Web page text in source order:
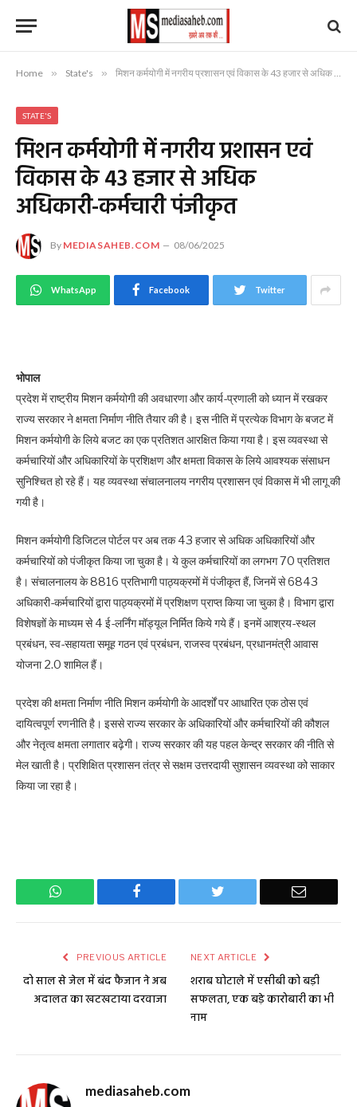
Home » State's » मिशन कर्मयोगी में नगरीय प्रशासन एवं विकास के 43 हजार से अधिक अधिकारी-कर्मचारी पंजीकृत
STATE'S
मिशन कर्मयोगी में नगरीय प्रशासन एवं
विकास के 43 हजार से अधिक
अधिकारी-कर्मचारी पंजीकृत
By MEDIASAHEB.COM 08/06/2025
WhatsApp Facebook Twitter
भोपाल
प्रदेश में राष्ट्रीय मिशन कर्मयोगी की अवधारणा और कार्य-प्रणाली को ध्यान में रखकर
राज्य सरकार ने क्षमता निर्माण नीति तैयार की है। इस नीति में प्रत्येक विभाग के बजट में
मिशन कर्मयोगी के लिये बजट का एक प्रतिशत आरक्षित किया गया है। इस व्यवस्था से
कर्मचारियों और अधिकारियों के प्रशिक्षण और क्षमता विकास के लिये आवश्यक संसाधन
सुनिश्चित हो रहे हैं। यह व्यवस्था संचालनालय नगरीय प्रशासन एवं विकास में भी लागू की
गयी है।
मिशन कर्मयोगी डिजिटल पोर्टल पर अब तक 43 हजार से अधिक अधिकारियों और
कर्मचारियों को पंजीकृत किया जा चुका है। ये कुल कर्मचारियों का लगभग 70 प्रतिशत
है। संचालनालय के 8816 प्रतिभागी पाठ्यक्रमों में पंजीकृत हैं, जिनमें से 6843
अधिकारी-कर्मचारियों द्वारा पाठ्यक्रमों में प्रशिक्षण प्राप्त किया जा चुका है। विभाग द्वारा
विशेषज्ञों के माध्यम से 4 ई-लर्निंग मॉड्यूल निर्मित किये गये हैं। इनमें आश्रय-स्थल
प्रबंधन, स्व-सहायता समूह गठन एवं प्रबंधन, राजस्व प्रबंधन, प्रधानमंत्री आवास
योजना 2.0 शामिल हैं।
प्रदेश की क्षमता निर्माण नीति मिशन कर्मयोगी के आदर्शों पर आधारित एक ठोस एवं
दायित्वपूर्ण रणनीति है। इससे राज्य सरकार के अधिकारियों और कर्मचारियों की कौशल
और नेतृत्व क्षमता लगातार बढ़ेगी। राज्य सरकार की यह पहल केन्द्र सरकार की नीति से
मेल खाती है। प्रशिक्षित प्रशासन तंत्र से सक्षम उत्तरदायी सुशासन व्यवस्था को साकार
किया जा रहा है।
WhatsApp Facebook Twitter Email
PREVIOUS ARTICLE
दो साल से जेल में बंद फैजान ने अब
अदालत का खटखटाया दरवाजा
NEXT ARTICLE
शराब घोटाले में एसीबी को बड़ी
सफलता, एक बड़े कारोबारी का भी
नाम
mediasaheb.com